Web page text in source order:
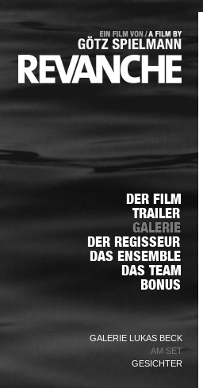
GALERIE LUKAS BECK
AM SET
GESICHTER